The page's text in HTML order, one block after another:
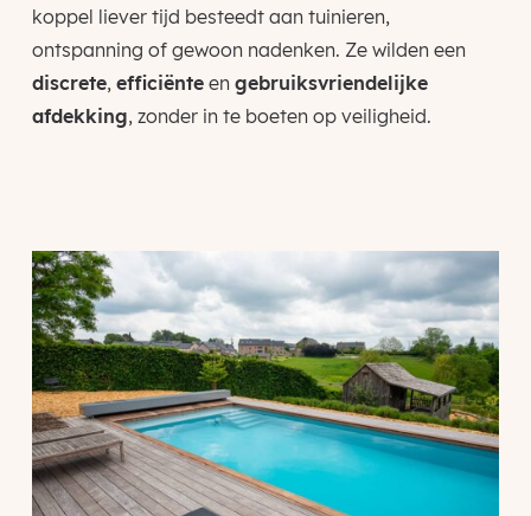
koppel liever tijd besteedt aan tuinieren,
ontspanning of gewoon nadenken. Ze wilden een
discrete, efficiënteen gebruiksvriendelijke
afdekking, zonder in te boeten op veiligheid.